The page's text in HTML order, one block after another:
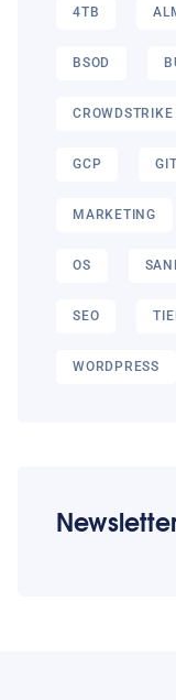
4TB
BSOD
CROWDSTRIKE
GCP
MARKETING
OS
SEO
WORDPRESS